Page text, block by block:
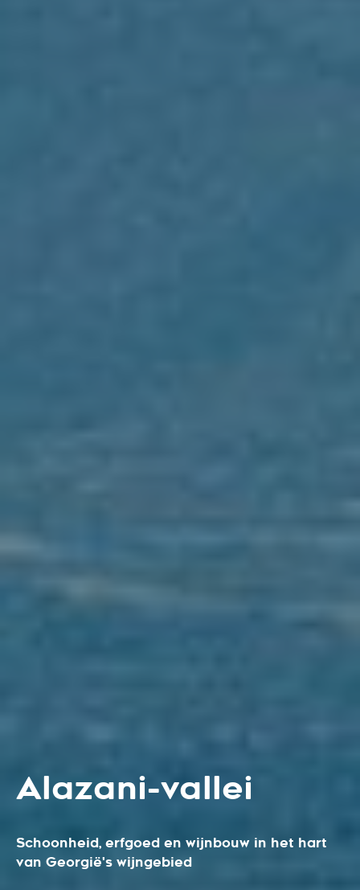
Alazani-vallei
Schoonheid, erfgoed en wijnbouw in het hart
van Georgië's wijngebied